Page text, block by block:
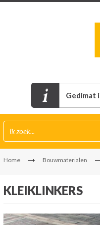
Gedimat
Home Bouwmaterialen
KLEIKLINKERS